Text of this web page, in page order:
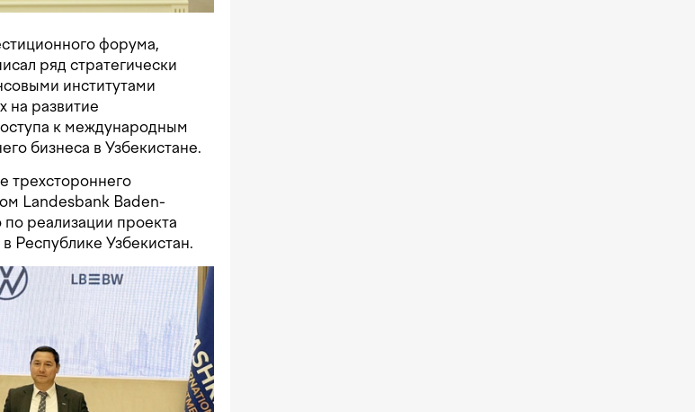
форума,
ряд стратегически
институтами
развитие
к международным
бизнеса в Узбекистане.
трехстороннего
Landesbank Baden-
реализации проекта
Республике Узбекистан.